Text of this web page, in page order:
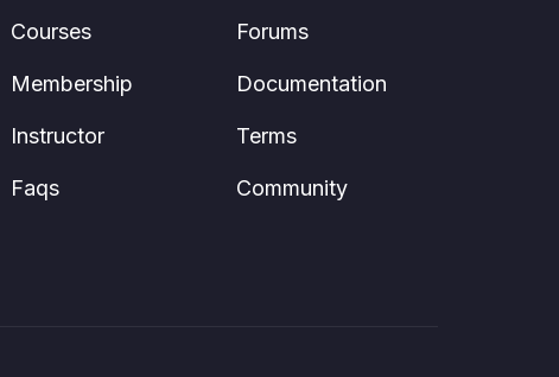
Courses
Membership
Instructor
Faqs
Forums
Documentation
Terms
Community